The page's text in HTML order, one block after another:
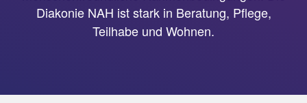
Diakonie NAH ist stark in Beratung, Pflege,
Teilhabe und Wohnen.